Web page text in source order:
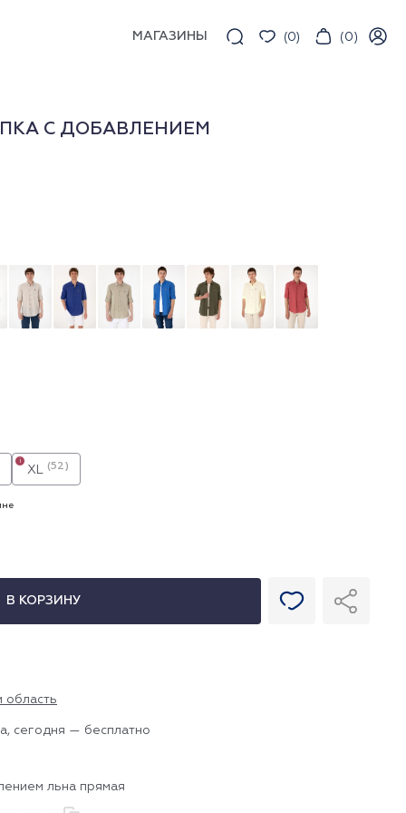
МАГАЗИНЫ (0) (0)
С ДОБАВЛЕНИЕМ
XL (52)
i
В КОРЗИНУ
область
сегодня — бесплатно
льна прямая